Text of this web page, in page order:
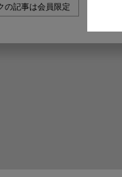
の記事は会員限定